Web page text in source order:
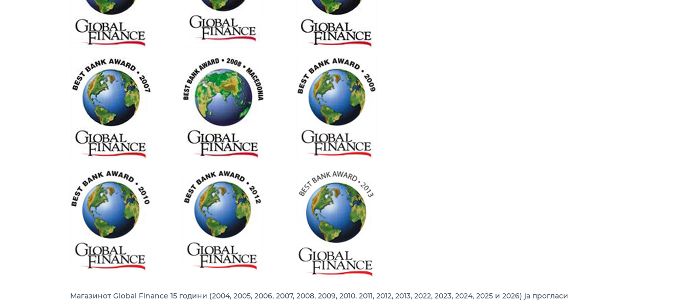
Магазинот Global Finance 15 години (2004, 2005, 2006, 2007, 2008, 2009, 2010, 2011, 2012, 2013, 2022, 2023, 2024, 2025 и 2026) ја прогласи